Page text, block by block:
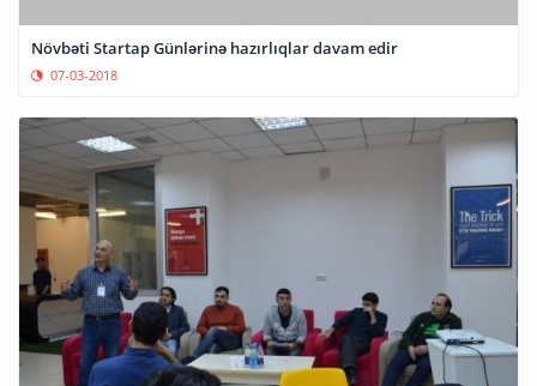
Növbəti Startap Günlərinə hazırlıqlar davam edir
07-03-2018